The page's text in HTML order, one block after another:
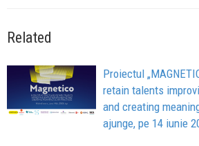
Related
Proiectul
retain talents
and creating
ajunge, pe 14 iunie